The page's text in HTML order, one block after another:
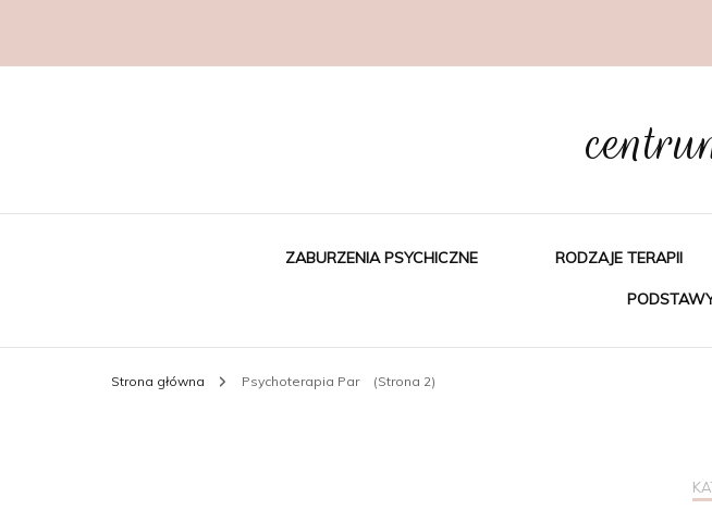
ZABURZENIA PSYCHICZNE RODZAJE TERAPII
Strona główna Psychoterapia Par (Strona 2)